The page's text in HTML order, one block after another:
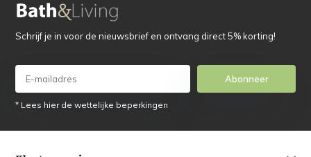
Schrijf je in voor de nieuwsbrief en ontvang direct 5% korting!
Abonneer
* Lees hier de wettelijke beperkingen